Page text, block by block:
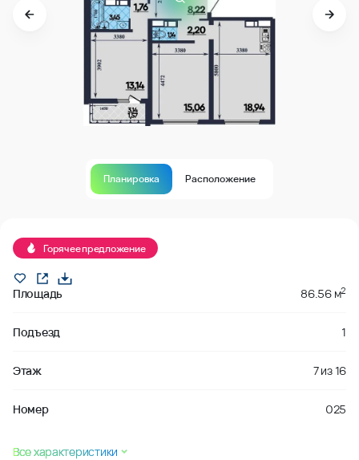
Планировка Расположение
Горячее предложение
Площадь 86.56 м2
Подъезд 1
Этаж 7из16
Номер 025
Все характеристики